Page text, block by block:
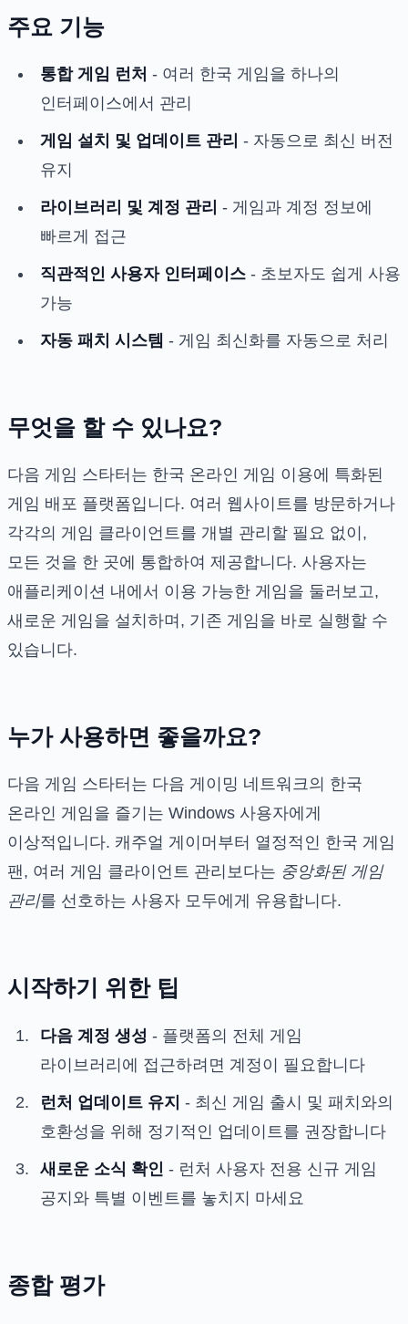
주요 기능
통합 게임 런처 - 여러 한국 게임을 하나의
인터페이스에서 관리
게임 설치 및 업데이트 관리 - 자동으로 최신 버전
유지
라이브러리 및 계정 관리 - 게임과 계정 정보에
빠르게 접근
직관적인 사용자 인터페이스 - 초보자도 쉽게 사용
가능
자동 패치 시스템 - 게임 최신화를 자동으로 처리
무엇을 할 수 있나요?
다음 게임 스타터는 한국 온라인 게임 이용에 특화된
게임 배포 플랫폼입니다. 여러 웹사이트를 방문하거나
각각의 게임 클라이언트를 개별 관리할 필요 없이,
모든 것을 한 곳에 통합하여 제공합니다. 사용자는
애플리케이션 내에서 이용 가능한 게임을 둘러보고,
새로운 게임을 설치하며, 기존 게임을 바로 실행할 수
있습니다.
누가 사용하면 좋을까요?
다음 게임 스타터는 다음 게이밍 네트워크의 한국
온라인 게임을 즐기는 Windows 사용자에게
이상적입니다. 캐주얼 게이머부터 열정적인 한국 게임
팬, 여러 게임 클라이언트 관리보다는 중앙화된 게임
관리를 선호하는 사용자 모두에게 유용합니다.
시작하기 위한 팁
다음 계정 생성 - 플랫폼의 전체 게임
라이브러리에 접근하려면 계정이 필요합니다
런처 업데이트 유지 - 최신 게임 출시 및 패치와의
호환성을 위해 정기적인 업데이트를 권장합니다
새로운 소식 확인 - 런처 사용자 전용 신규 게임
공지와 특별 이벤트를 놓치지 마세요
종합 평가